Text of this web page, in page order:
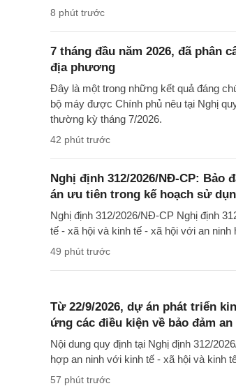
8 phút trước
7 tháng đầu năm 2026, đã phân
địa phương
Đây là một trong những kết quả đáng
bộ máy được Chính phủ nêu tại Nghị
thường kỳ tháng 7/2026.
42 phút trước
Nghị định 312/2026/NĐ-CP: Bảo
án ưu tiên trong kế hoạch sử
Nghị định 312/2026/NĐ-CP Nghị định
tế - xã hội và kinh tế - xã hội với an ninh
49 phút trước
Từ 22/9/2026, dự án phát triển
ứng các điều kiện về bảo đảm
Nội dung quy định tại Nghị định 312/
hợp an ninh với kinh tế - xã hội và kinh
57 phút trước